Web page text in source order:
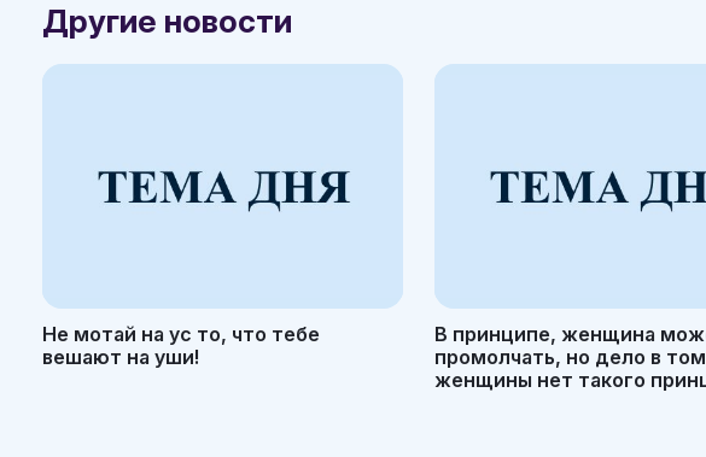
Другие новости
Не мотай на ус то, что тебе
вешают на уши!
В принципе, женщина
промолчать, но дело в
женщины нет такого